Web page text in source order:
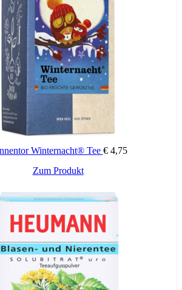
Winternacht® Tee €4,75
Zum Produkt